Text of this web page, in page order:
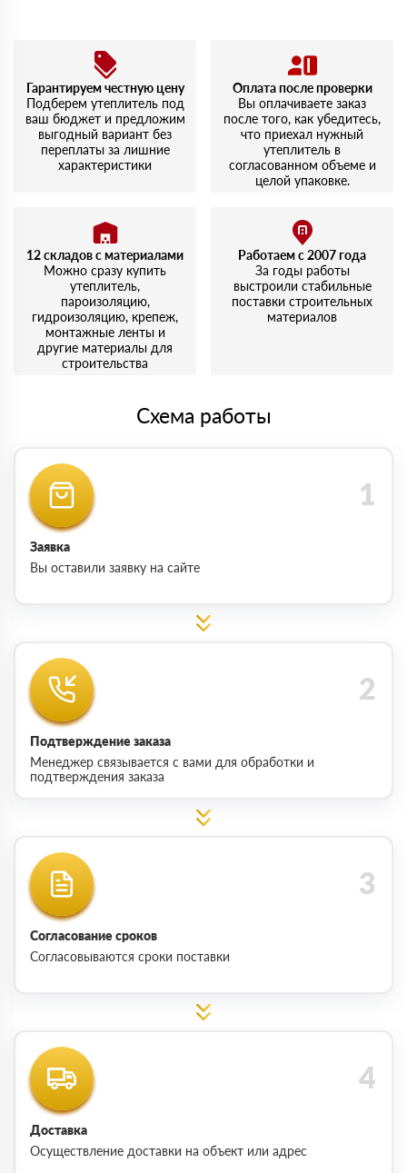
Гарантируем честную цену
Подберем утеплитель под
ваш бюджет и предложим
выгодный вариант без
переплаты за лишние
характеристики
Оплата после проверки
Вы оплачиваете заказ
после того, как убедитесь,
что приехал нужный
утеплитель в
согласованном объеме и
целой упаковке.
12 складов с материалами
Можно сразу купить
утеплитель,
пароизоляцию,
гидроизоляцию, крепеж,
монтажные ленты и
другие материалы для
строительства
Работаем с 2007 года
За годы работы
выстроили стабильные
поставки строительных
материалов
Схема работы
Заявка
Вы оставили заявку на сайте
Подтверждение заказа
Менеджер связывается с вами для обработки и
подтверждения заказа
Согласование сроков
Согласовываются сроки поставки
Доставка
Осуществление доставки на объект или адрес